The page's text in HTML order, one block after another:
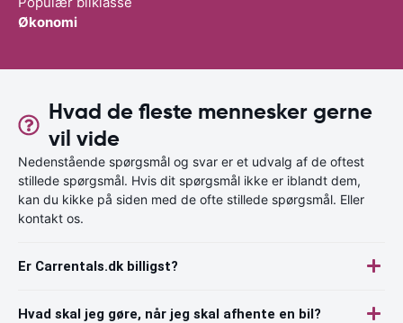
Økonomi
Hvad de fleste mennesker gerne
vil vide
Nedenstående spørgsmål og svar er et udvalg af de oftest
stillede spørgsmål. Hvis dit spørgsmål ikke er iblandt dem,
kan du kikke på siden med de ofte stillede spørgsmål. Eller
kontakt os.
Er Carrentals.dk billigst?
Hvad skal jeg gøre, når jeg skal afhente en bil?